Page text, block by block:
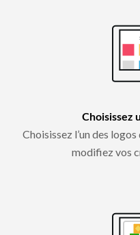
Choisissez
Choisissez l’un des
modifiez vos